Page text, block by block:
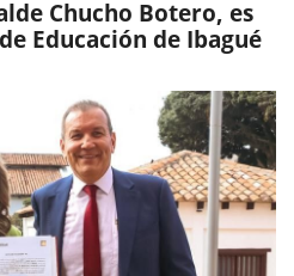
Chucho Botero, es
Educación de Ibagué